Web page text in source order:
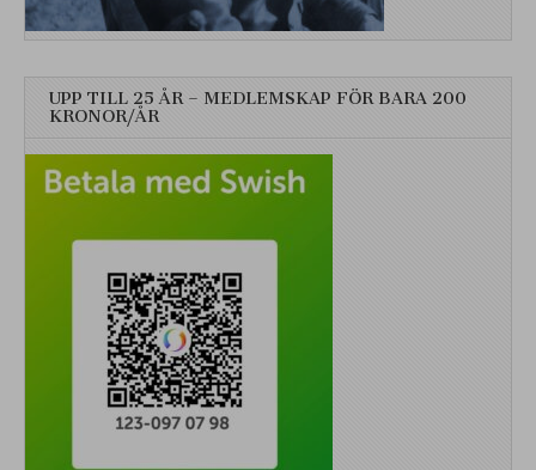
UPP TILL 25 ÅR – MEDLEMSKAP FÖR BARA 200
KRONOR/ÅR